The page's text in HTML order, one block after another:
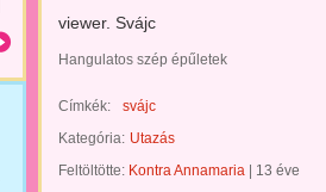
viewer. Svájc
Hangulatos szép épűletek
Címkék:
svájc
Kategória: Utazás
Feltöltötte: Kontra Annamaria
13 éve